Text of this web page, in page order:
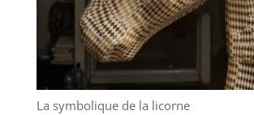
La symbolique de la licorne